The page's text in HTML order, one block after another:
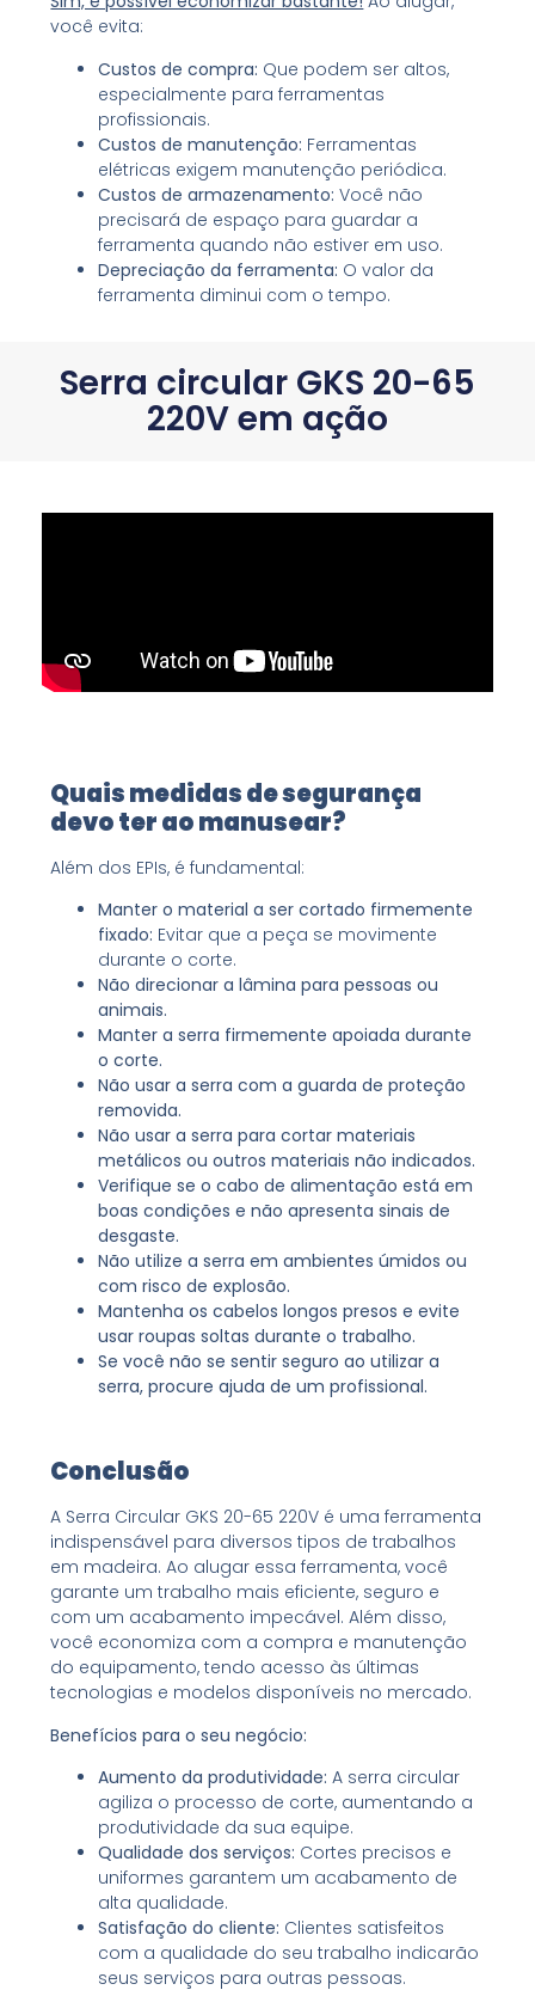
você evita:
Custos de compra: Que podem ser altos,
especialmente para ferramentas
profissionais.
Custos de manutenção: Ferramentas
elétricas exigem manutenção periódica.
Custos de armazenamento: Você não
precisará de espaço para guardar a
ferramenta quando não estiver em uso.
Depreciação da ferramenta: O valor da
ferramenta diminui com o tempo.
Serra circular GKS 20-65
220V em ação
Quais medidas de segurança
devo ter ao manusear?
Além dos EPIs, é fundamental:
Manter o material a ser cortado firmemente
fixado: Evitar que a peça se movimente
durante o corte.
Não direcionar a lâmina para pessoas ou
animais.
Manter a serra firmemente apoiada durante
o corte.
Não usar a serra com a guarda de proteção
removida.
Não usar a serra para cortar materiais
metálicos ou outros materiais não indicados.
Verifique se o cabo de alimentação está em
boas condições e não apresenta sinais de
desgaste.
Não utilize a serra em ambientes úmidos ou
com risco de explosão.
Mantenha os cabelos longos presos e evite
usar roupas soltas durante o trabalho.
Se você não se sentir seguro ao utilizar a
serra, procure ajuda de um profissional.
Conclusão
A Serra Circular GKS 20-65 220V é uma ferramenta
indispensável para diversos tipos de trabalhos
em madeira. Ao alugar essa ferramenta, você
garante um trabalho mais eficiente, seguro e
com um acabamento impecável. Além disso,
você economiza com a compra e manutenção
do equipamento, tendo acesso às últimas
tecnologias e modelos disponíveis no mercado.
Benefícios para o seu negócio:
Aumento da produtividade: A serra circular
agiliza o processo de corte, aumentando a
produtividade da sua equipe.
Qualidade dos serviços: Cortes precisos e
uniformes garantem um acabamento de
alta qualidade.
Satisfação do cliente: Clientes satisfeitos
com a qualidade do seu trabalho indicarão
seus serviços para outras pessoas.